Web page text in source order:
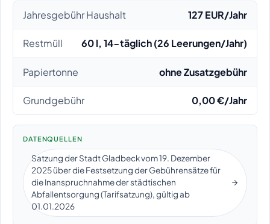
Jahresgebühr Haushalt 127 EUR/Jahr
Restmüll 60 l, 14-täglich (26 Leerungen/Jahr)
Papiertonne ohne Zusatzgebühr
Grundgebühr 0,00 €/Jahr
DATENQUELLEN
Satzung der Stadt Gladbeck vom 19. Dezember
2025 über die Festsetzung der Gebührensätze für
die Inanspruchnahme der städtischen
Abfallentsorgung (Tarifsatzung), gültig ab
01.01.2026